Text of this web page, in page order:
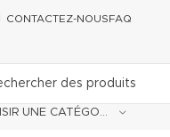
CONTACTEZ-NOUSFAQ